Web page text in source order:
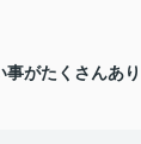
がたくさんあ